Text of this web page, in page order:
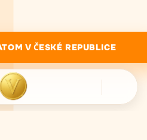
V ČESKÉ REPUBLICE